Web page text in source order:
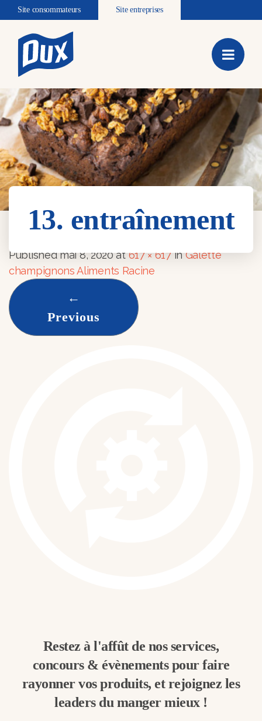
Site consommateurs Site entreprises
13. entraînement
13. entraînement
Publishedmai 8, 2020at617 × 617inGalette
champignons Aliments Racine
←
Previous
Restez à l'affût de nos services,
concours & évènements pour faire
rayonner vos produits, et rejoignez les
leaders du manger mieux !